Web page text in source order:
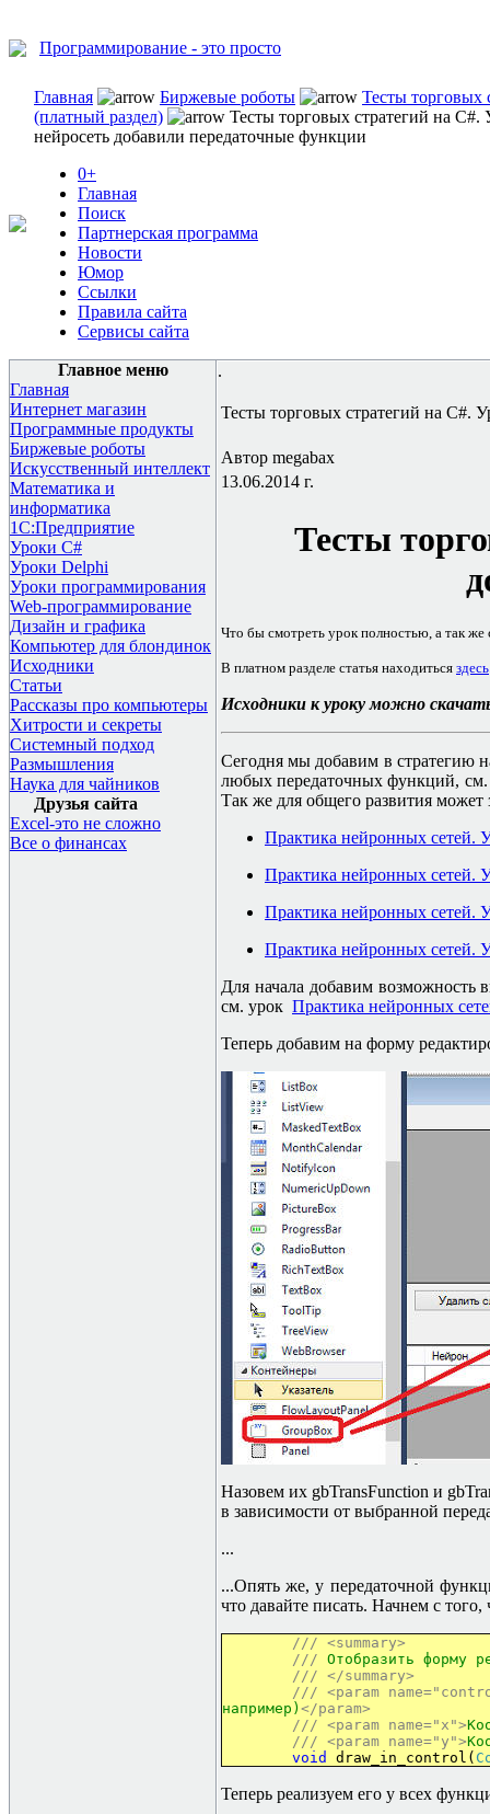
Программирование - это просто
Главная Биржевые роботы
Тесты торговых
(платный раздел)
Тесты торговых стратегий на C#.
нейросеть добавили передаточные функции
0+
Главная
Поиск
Партнерская программа
Новости
Юмор
Ссылки
Правила сайта
Сервисы сайта
Главное меню
Главная
Интернет магазин
Программные продукты
Биржевые роботы
Искусственный интеллект
Математика и
информатика
1С:Предприятие
Уроки C#
Уроки Delphi
Уроки программирования
Web-программирование
Дизайн и графика
Компьютер для блондинок
Исходники
Статьи
Рассказы про компьютеры
Хитрости и секреты
Системный подход
Размышления
Наука для чайников
Друзья сайта
Excel-это не сложно
Все о финансах
.
Тесты торговых стратегий на C#.
Автор megabax
13.06.2014 г.
Тесты
Что бы смотреть урок полностью, а так
В платном разделе статья находиться здесь
Исходники к уроку можно
Сегодня мы добавим в стратегию
любых передаточных функций,
Так же для общего развития может
Практика нейронных сетей.
Практика нейронных сетей.
Практика нейронных сетей.
Практика нейронных сетей.
Для начала добавим возможность
см. урок Практика нейронных
Теперь добавим на форму
Назовем их gbTransFunction и
в зависимости от выбранной
...
...Опять же, у передаточной
что давайте писать. Начнем с
/// <summary>
/// Отобразить форму
/// </summary>
/// <param
например) </param>
/// <param name="x">
/// <param name="y">
void
draw_in_control(
Теперь реализуем его у всех